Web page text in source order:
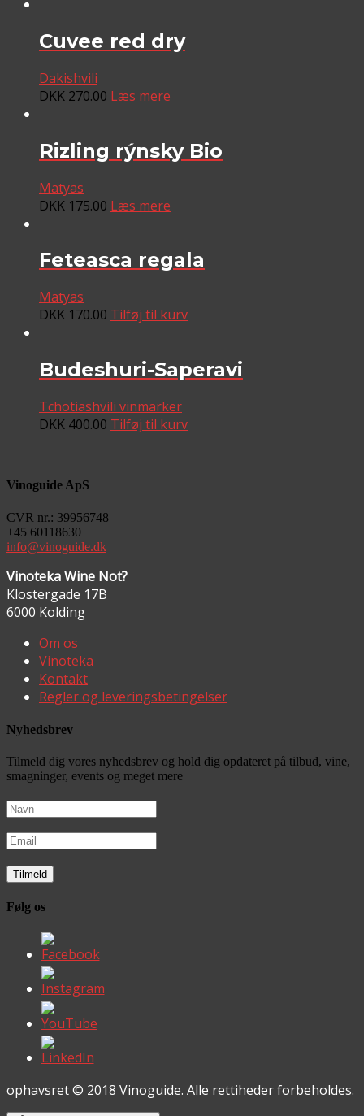
Cuvee red dry
Dakishvili
DKK 270.00 Læs mere
Rizling rýnsky Bio
Matyas
DKK 175.00 Læs mere
Feteasca regala
Matyas
DKK 170.00 Tilføj til kurv
Budeshuri-Saperavi
Tchotiashvili vinmarker
DKK 400.00 Tilføj til kurv
Vinoguide ApS
CVR nr.: 39956748
+45 60118630
info@vinoguide.dk
Vinoteka Wine Not?
Klostergade 17B
6000 Kolding
Om os
Vinoteka
Kontakt
Regler og leveringsbetingelser
Nyhedsbrev
Tilmeld dig vores nyhedsbrev og hold dig opdateret på tilbud, vine,
smagninger, events og meget mere
Følg os
ophavsret © 2018 Vinoguide. Alle rettiheder forbeholdes.